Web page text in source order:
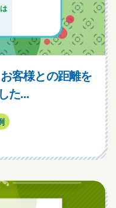
客様との距離を
た...